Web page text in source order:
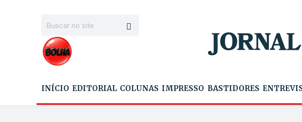
INÍCIO EDITORIAL COLUNAS IMPRESSO BASTIDORES